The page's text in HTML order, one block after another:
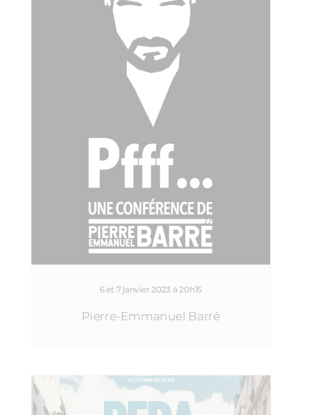
6 et 7 janvier 2023 à 20h15
Pierre-Emmanuel Barré